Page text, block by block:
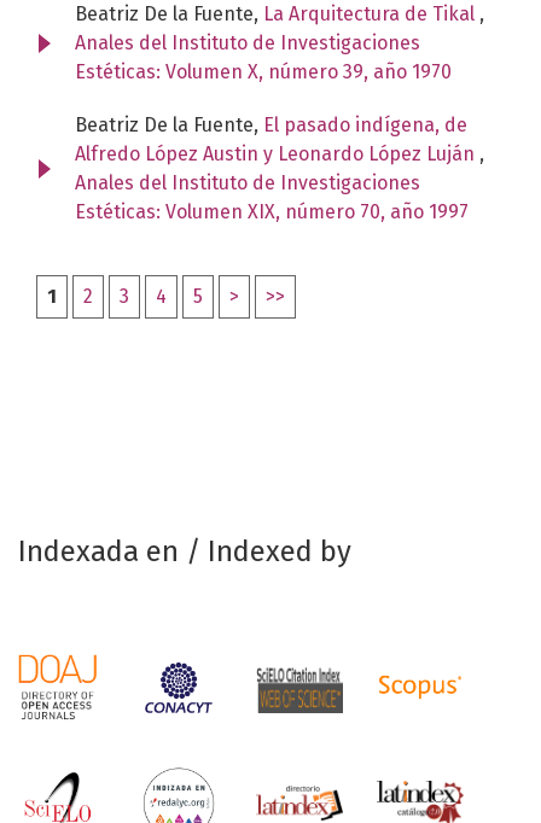
Beatriz De la Fuente, La Arquitectura de Tikal ,
Anales del Instituto de Investigaciones
Estéticas: Volumen X, número 39, año 1970
Beatriz De la Fuente, El pasado indígena, de
Alfredo López Austin y Leonardo López Luján ,
Anales del Instituto de Investigaciones
Estéticas: Volumen XIX, número 70, año 1997
1 2 3 4 5 > >>
Indexada en / Indexed by